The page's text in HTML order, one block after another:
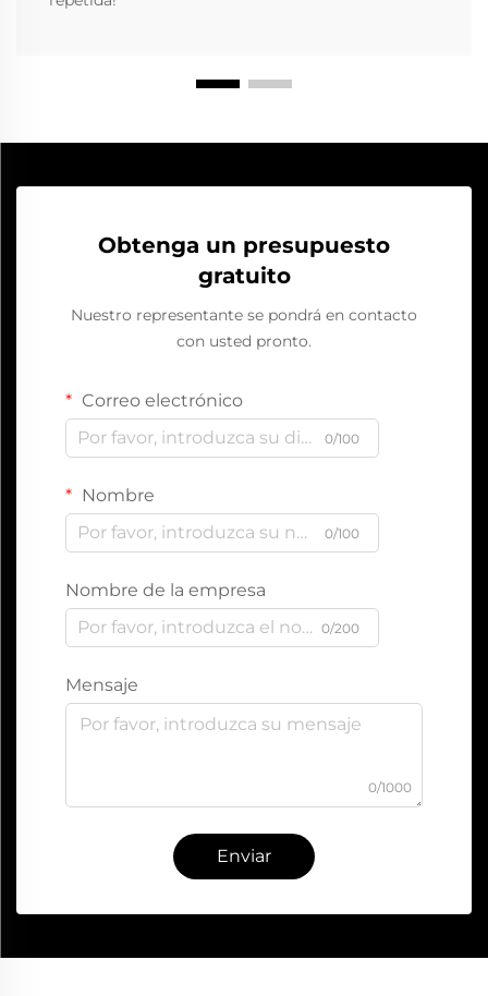
Obtenga un presupuesto
gratuito
Nuestro representante se pondrá en contacto
con usted pronto.
Correo electrónico
0/100
Nombre
0/100
Nombre de la empresa
0/200
Mensaje
0/1000
Enviar